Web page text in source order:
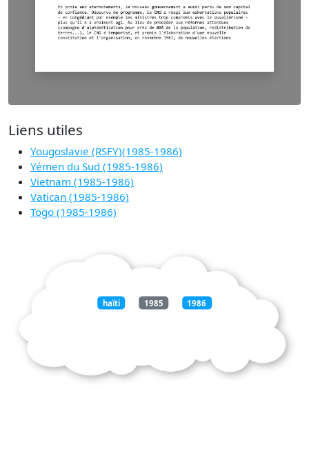
Liens utiles
Yougoslavie (RSFY)(1985-1986)
Yémen du Sud (1985-1986)
Vietnam (1985-1986)
Vatican (1985-1986)
Togo (1985-1986)
haïti 1985 1986